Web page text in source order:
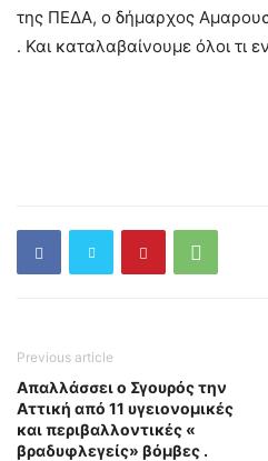
της ΠΕΔΑ, ο δήμαρχος
. Και καταλαβαίνουμε όλοι τι
Previous article
Απαλλάσσει ο Σγουρός την
Αττική από 11 υγειονομικές
και περιβαλλοντικές «
βραδυφλεγείς» βόμβες .